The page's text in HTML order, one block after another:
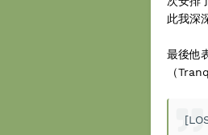
此我深
最後他
（